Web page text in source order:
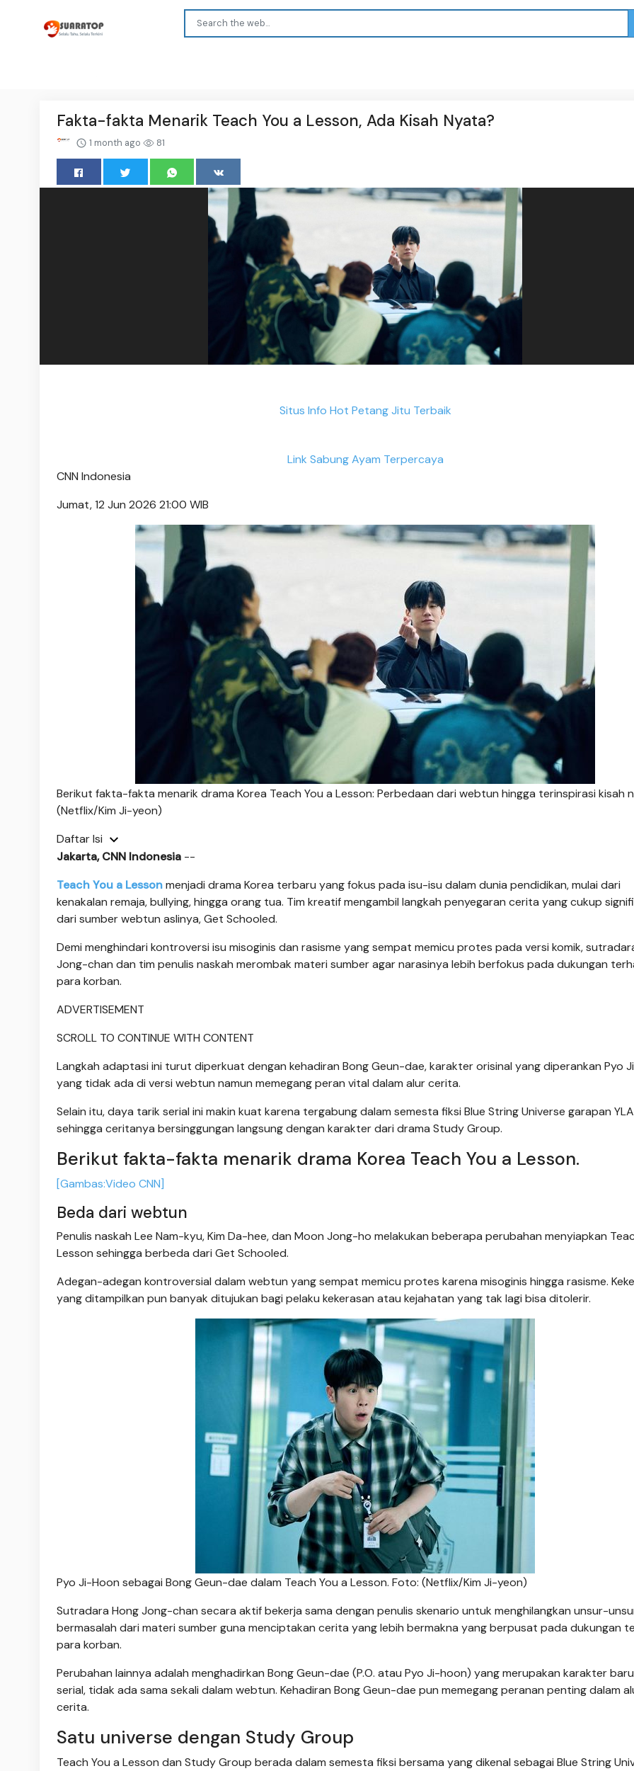
Fakta-fakta Menarik Teach You a Lesson, Ada Kisah Nyata?
1 month ago 81
Situs Info Hot Petang Jitu Terbaik
Link Sabung Ayam Terpercaya
CNN Indonesia
Jumat, 12 Jun 2026 21:00 WIB
Berikut fakta-fakta menarik drama Korea Teach You a Lesson: Perbedaan dari webtun hingga terinspirasi kisah
(Netflix/Kim Ji-yeon)
Daftar Isi
Jakarta, CNN Indonesia --
Teach You a Lessonmenjadi drama Korea terbaru yang fokus pada isu-isu dalam dunia pendidikan, mulai dari
kenakalan remaja, bullying, hingga orang tua. Tim kreatif mengambil langkah penyegaran cerita yang cukup
dari sumber webtun aslinya, Get Schooled.
Demi menghindari kontroversi isu misoginis dan rasisme yang sempat memicu protes pada versi komik,
Jong-chan dan tim penulis naskah merombak materi sumber agar narasinya lebih berfokus pada dukungan
para korban.
ADVERTISEMENT
SCROLL TO CONTINUE WITH CONTENT
Langkah adaptasi ini turut diperkuat dengan kehadiran Bong Geun-dae, karakter orisinal yang diperankan Pyo
yang tidak ada di versi webtun namun memegang peran vital dalam alur cerita.
Selain itu, daya tarik serial ini makin kuat karena tergabung dalam semesta fiksi Blue String Universe garapan
sehingga ceritanya bersinggungan langsung dengan karakter dari drama Study Group.
Berikut fakta-fakta menarik drama Korea Teach You a Lesson.
[Gambas:Video CNN]
Beda dari webtun
Penulis naskah Lee Nam-kyu, Kim Da-hee, dan Moon Jong-ho melakukan beberapa perubahan menyiapkan
Lesson sehingga berbeda dari Get Schooled.
Adegan-adegan kontroversial dalam webtun yang sempat memicu protes karena misoginis hingga rasisme.
yang ditampilkan pun banyak ditujukan bagi pelaku kekerasan atau kejahatan yang tak lagi bisa ditolerir.
Pyo Ji-Hoon sebagai Bong Geun-dae dalam Teach You a Lesson. Foto: (Netflix/Kim Ji-yeon)
Sutradara Hong Jong-chan secara aktif bekerja sama dengan penulis skenario untuk menghilangkan unsur-
bermasalah dari materi sumber guna menciptakan cerita yang lebih bermakna yang berpusat pada dukungan
para korban.
Perubahan lainnya adalah menghadirkan Bong Geun-dae (P.O. atau Pyo Ji-hoon) yang merupakan karakter
serial, tidak ada sama sekali dalam webtun. Kehadiran Bong Geun-dae pun memegang peranan penting dalam
cerita.
Satu universe dengan Study Group
Teach You a Lesson dan Study Group berada dalam semesta fiksi bersama yang dikenal sebagai Blue String